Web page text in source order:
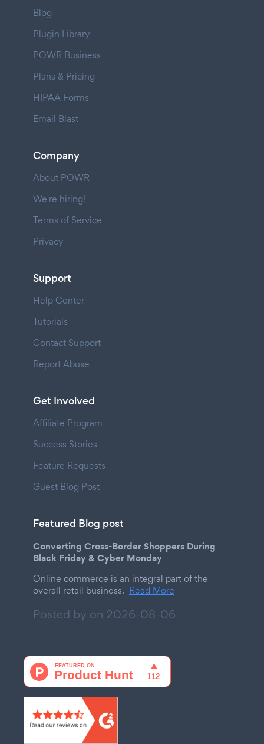
Blog
Plugin Library
POWR Business
Plans & Pricing
HIPAA Forms
Email Blast
Company
About POWR
We're hiring!
Terms of Service
Privacy
Support
Help Center
Tutorials
Contact Support
Report Abuse
Get Involved
Affiliate Program
Success Stories
Feature Requests
Guest Blog Post
Featured Blog post
Converting Cross-Border Shoppers During
Black Friday & Cyber Monday
Online commerce is an integral part of the
overall retail business. Read More
Posted by on 2026-08-06